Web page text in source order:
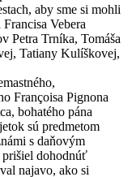
aby sme si mohli
Vebera
Petra Trníka, Tomáša
Tatiany Kulíškovej,
Françoisa Pignona
bohatého pána
sú predmetom
s daňovým
prišiel dohodnúť
najavo, ako si